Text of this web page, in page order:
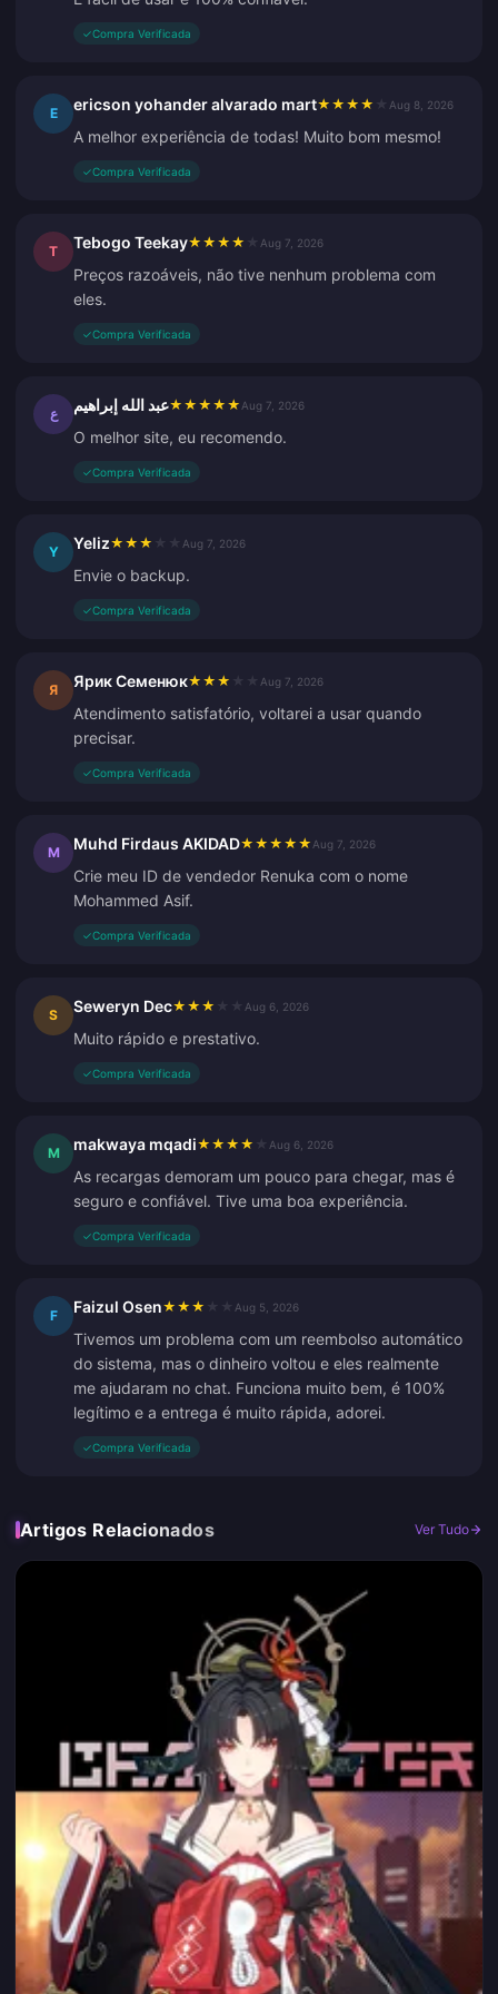
✓Compra Verificada
E ericson yohander alvarado mart★ ★ ★ ★ Aug 8, 2026
A melhor experiência de todas! Muito bom mesmo!
✓Compra Verificada
T Tebogo Teekay★ ★ ★ ★ Aug 7, 2026
Preços razoáveis, não tive nenhum problema com
eles.
✓Compra Verificada
ع عبد الله إبراهيم★ ★ ★ ★ ★ Aug 7, 2026
O melhor site, eu recomendo.
✓Compra Verificada
Y Yeliz★ ★ ★ Aug 7, 2026
Envie o backup.
✓Compra Verificada
Я Ярик Семенюк★ ★ ★ Aug 7, 2026
Atendimento satisfatório, voltarei a usar quando
precisar.
✓Compra Verificada
M Muhd Firdaus AKIDAD★ ★ ★ ★ ★ Aug 7, 2026
Crie meu ID de vendedor Renuka com o nome
Mohammed Asif.
✓Compra Verificada
S Seweryn Dec★ ★ ★ Aug 6, 2026
Muito rápido e prestativo.
✓Compra Verificada
M makwaya mqadi★ ★ ★ ★ Aug 6, 2026
As recargas demoram um pouco para chegar, mas é
seguro e confiável. Tive uma boa experiência.
✓Compra Verificada
F Faizul Osen★ ★ ★ Aug 5, 2026
Tivemos um problema com um reembolso automático
do sistema, mas o dinheiro voltou e eles realmente
me ajudaram no chat. Funciona muito bem, é 100%
legítimo e a entrega é muito rápida, adorei.
✓Compra Verificada
Artigos Relacionados Ver Tudo